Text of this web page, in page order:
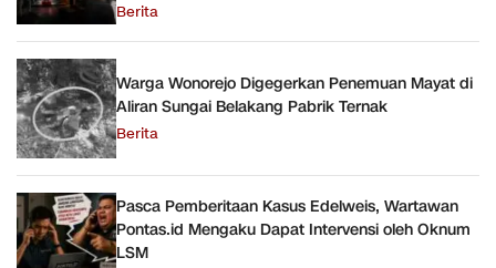
Berita
Warga Wonorejo Digegerkan Penemuan Mayat di
Aliran Sungai Belakang Pabrik Ternak
Berita
Pasca Pemberitaan Kasus Edelweis, Wartawan
Pontas.id Mengaku Dapat Intervensi oleh Oknum
LSM